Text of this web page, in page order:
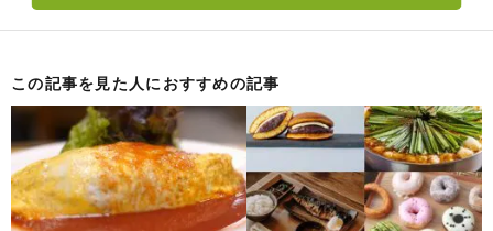
この記事を見た人におすすめの記事